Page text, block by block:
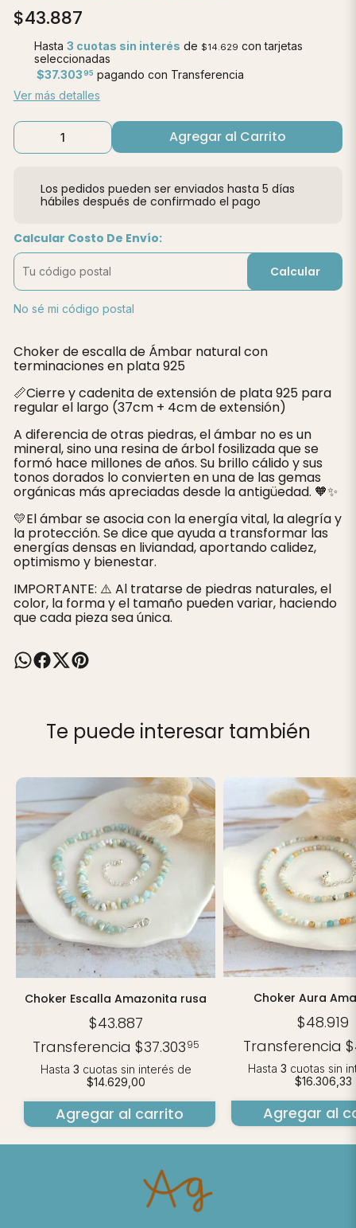
$43.887
Hasta3 cuotas sin interés de $14.629 con tarjetas
seleccionadas
$37.30395 pagando con Transferencia
Ver más detalles
Agregar al Carrito
Los pedidos pueden ser enviados hasta 5 días
hábiles después de confirmado el pago
Calcular Costo De Envío:
Calcular
No sé mi código postal
Choker de escalla de Ámbar natural con
terminaciones en plata 925
📏Cierre y cadenita de extensión de plata 925 para
regular el largo (37cm + 4cm de extensión)
A diferencia de otras piedras, el ámbar no es un
mineral, sino una resina de árbol fosilizada que se
formó hace millones de años. Su brillo cálido y sus
tonos dorados lo convierten en una de las gemas
orgánicas más apreciadas desde la antigüedad. 🧡✨
💛El ámbar se asocia con la energía vital, la alegría y
la protección. Se dice que ayuda a transformar las
energías densas en liviandad, aportando calidez,
optimismo y bienestar.
IMPORTANTE: ⚠️ Al tratarse de piedras naturales, el
color, la forma y el tamaño pueden variar, haciendo
que cada pieza sea única.
Te puede interesar también
Choker Escalla Amazonita rusa
$43.887
Transferencia $37.30395
Hasta 3 cuotas sin interés de
$14.629,00
Agregar al carrito
Choker Aura
$48.919
Transferencia
Hasta 3 cuotas sin
$16.306,33
Agregar al